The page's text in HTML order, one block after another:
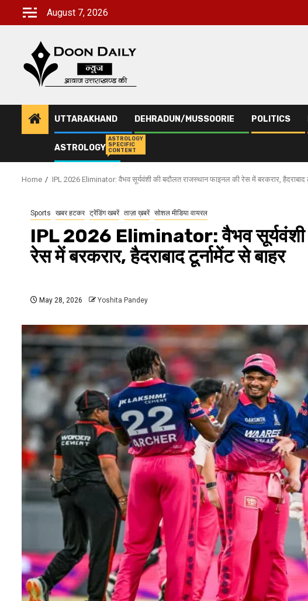
August 7, 2026
UTTARAKHAND DEHRADUN/MUSSOORIE POLITICS
ASTROLOGY
ASTROLOGY
SPECIFIC
CONTENT
Home IPL 2026 Eliminator: वैभव सूर्यवंशी की बदौलत राजस्थान फाइनल की रेस में बरकरार, हैदराबाद
Sports खबर हटकर ट्रेंडिंग खबरें ताज़ा ख़बरें सोशल मीडिया वायरल
IPL 2026 Eliminator: वैभव सूर्यवंशी
रेस में बरकरार, हैदराबाद टूर्नामेंट से बाहर
May 28, 2026 Yoshita Pandey